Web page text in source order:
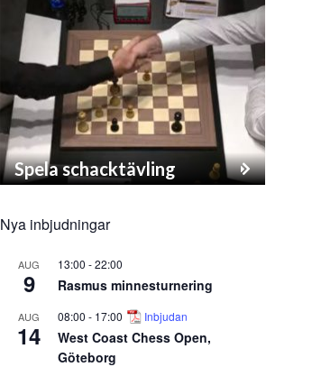
Spela schacktävling
Nya inbjudningar
AUG
9
13:00 -22:00
Rasmus minnesturnering
AUG
14
08:00 - 17:00 Inbjudan
West Coast Chess Open,
Göteborg